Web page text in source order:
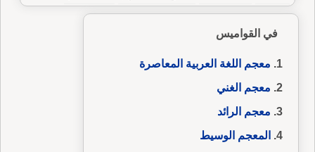
في القواميس
معجم اللغة العربية المعاصرة
معجم الغني
معجم الرائد
المعجم الوسيط